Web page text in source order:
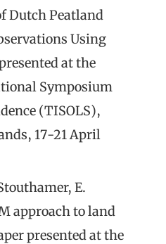
Dutch Peatland
Using
at the
Symposium
(TISOLS),
17-21 April
E.
approach to land
presented at the